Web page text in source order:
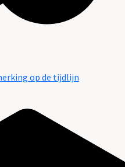
op de tijdlijn